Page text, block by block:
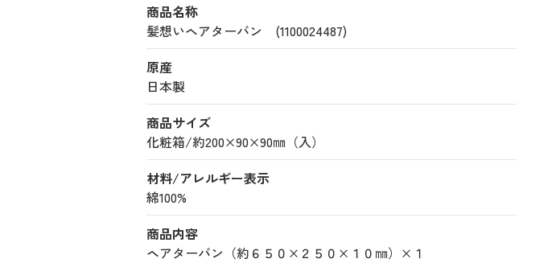
商品名称
髪想いヘアターバン (1100024487)
原産
日本製
商品サイズ
化粧箱/約200×90×90㎜（入）
材料/アレルギー表示
綿100%
商品内容
ヘアターバン（約６５０×２５０×１０㎜）×１